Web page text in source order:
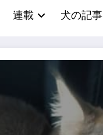
連載 犬の記事